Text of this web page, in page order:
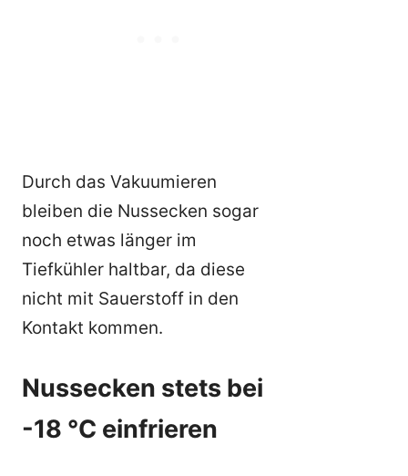
Durch das Vakuumieren
bleiben die Nussecken sogar
noch etwas länger im
Tiefkühler haltbar, da diese
nicht mit Sauerstoff in den
Kontakt kommen.
Nussecken stets bei
-18 °C einfrieren